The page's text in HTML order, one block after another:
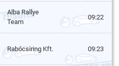
Alba Rallye
Team
09:22
Rabócsiring Kft. 09:23